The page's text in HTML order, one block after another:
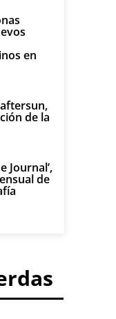
en
de la
Journal’,
de